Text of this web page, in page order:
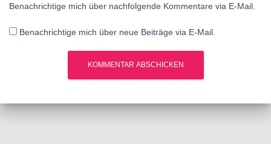
Benachrichtige mich über nachfolgende Kommentare via E-Mail.
Benachrichtige mich über neue Beiträge via E-Mail.